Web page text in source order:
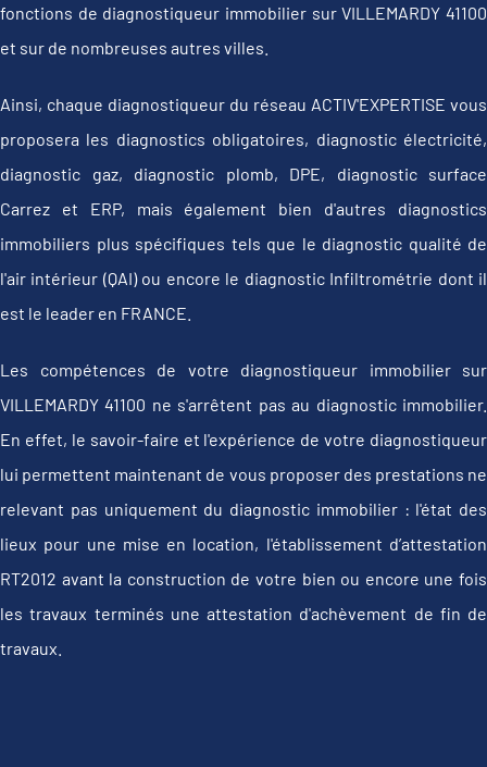
fonctions de diagnostiqueur immobilier sur VILLEMARDY 41100
et sur de nombreuses autres villes.
Ainsi, chaque diagnostiqueur du réseau ACTIV'EXPERTISE vous
proposera les diagnostics obligatoires, diagnostic électricité,
diagnostic gaz, diagnostic plomb, DPE, diagnostic surface
Carrez et ERP, mais également bien d'autres diagnostics
immobiliers plus spécifiques tels que le diagnostic qualité de
l'air intérieur (QAI) ou encore le diagnostic Infiltrométrie dont il
est le leader en FRANCE.
Les compétences de votre diagnostiqueur immobilier sur
VILLEMARDY 41100 ne s'arrêtent pas au diagnostic immobilier.
En effet, le savoir-faire et l'expérience de votre diagnostiqueur
lui permettent maintenant de vous proposer des prestations ne
relevant pas uniquement du diagnostic immobilier : l'état des
lieux pour une mise en location, l'établissement d’attestation
RT2012 avant la construction de votre bien ou encore une fois
les travaux terminés une attestation d'achèvement de fin de
travaux.